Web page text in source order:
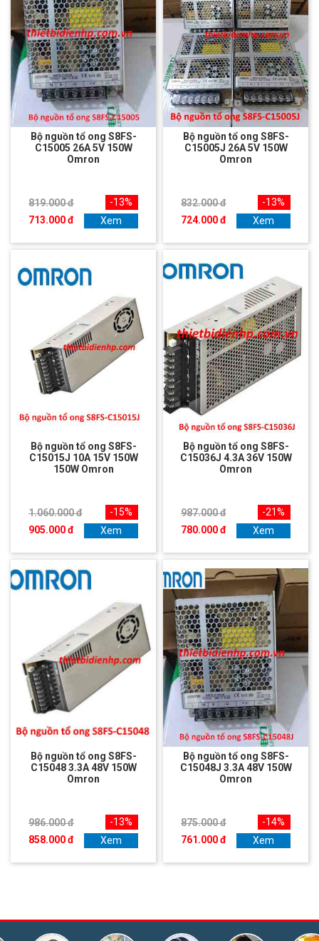
Bộ nguồn tổ ong S8FS-
C15005 26A 5V 150W
Omron
819.000 đ
713.000 đ
-13%
Xem
Bộ nguồn tổ ong S8FS-
C15005J 26A 5V 150W
Omron
832.000 đ
724.000 đ
-13%
Xem
Bộ nguồn tổ ong S8FS-
C15015J 10A 15V 150W
150W Omron
1.060.000 đ
905.000 đ
-15%
Xem
Bộ nguồn tổ ong S8FS-
C15036J 4.3A 36V 150W
Omron
987.000 đ
780.000 đ
-21%
Xem
Bộ nguồn tổ ong S8FS-
C15048 3.3A 48V 150W
Omron
986.000 đ
858.000 đ
-13%
Xem
Bộ nguồn tổ ong S8FS-
C15048J 3.3A 48V 150W
Omron
875.000 đ
761.000 đ
-14%
Xem